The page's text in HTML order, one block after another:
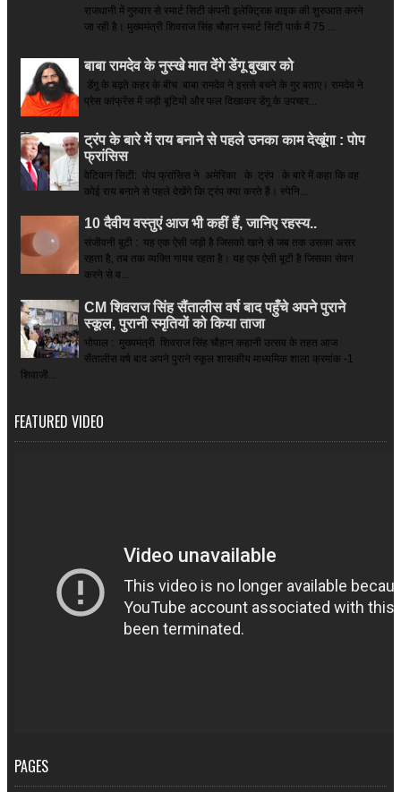
राजधानी में गुरुवार से स्मार्ट सिटी कंपनी इलेक्ट्रिक बाइक की शुरुआत करने
जा रही है। मुख्यमंत्री शिवराज सिंह चौहान स्मार्ट सिटी पार्क में 75 ...
बाबा रामदेव के नुस्खे मात देंगे डेंगू बुखार को
डेंगू के बढ़ते कहर के बीच बाबा रामदेव ने इससे बचने के गुर बताए। रामदेव ने
प्रेस कांफ्रेंस में जड़ी बूटियों और फल दिखाकर डेंगू के उपचार...
ट्रंप के बारे में राय बनाने से पहले उनका काम देखूंगा : पोप
फ्रांसिस
वेटिकन सिटी: पोप फ्रांसिस ने अमेरिका के ट्रंप के बारे में कहा कि वह
कोई राय बनाने से पहले देखेंगे कि ट्रंप क्या करते हैं। स्पेनि...
10 दैवीय वस्तुएं आज भी कहीं हैं, जानिए रहस्य..
संजीवनी बूटी : यह एक ऐसी जड़ी है जिसको खाने से जब तक उसका असर
रहता है, तब तक व्यक्ति गायब रहता है। यह एक ऐसी बूटी है जिसका सेवन
करने से व...
CM शिवराज सिंह सैंतालीस वर्ष बाद पहुँचे अपने पुराने
स्कूल, पुरानी स्मृतियों को किया ताजा
भोपाल : मुख्यमंत्री शिवराज सिंह चौहान कहानी उत्सव के तहत आज
सैंतालीस वर्ष बाद अपने पुराने स्कूल शासकीय माध्यमिक शाला क्रमांक -1
शिवाजी...
FEATURED VIDEO
PAGES